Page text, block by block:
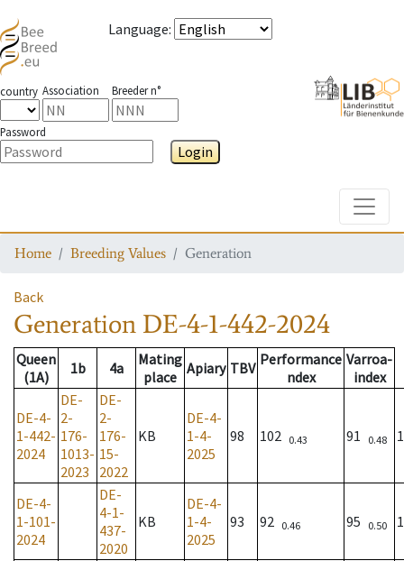
Language:
country Association Breeder n°
Password
Login
Home Breeding Values Generation
Back
Generation DE-4-1-442-2024
Queen
(1A)
1b 4a
Mating
place Apiary TBV Performance
ndex
Varroa-
index
DE-4-
1-442-
2024
DE-
2-
176-
1013-
2023
DE-
2-
176-
15-
2022
KB
DE-4-
1-4-
2025
98 102 0.43 91 0.48 1
DE-4-
1-101-
2024
DE-
4-1-
437-
2020
KB
DE-4-
1-4-
2025
93 92 0.46 95 0.50 1